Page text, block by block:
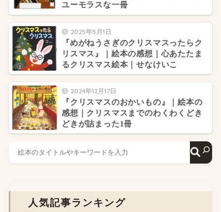
ユーモラスな一冊
2025年5月1日
『めがねうさぎのクリスマスったらク
リスマス』｜絵本の感想｜心あたたま
るクリスマス絵本｜せなけいこ
2024年12月17日
『クリスマスのおかいもの』｜絵本の
感想｜クリスマスまでのわくわくどき
どきが詰まった1冊
人気記事ランキング